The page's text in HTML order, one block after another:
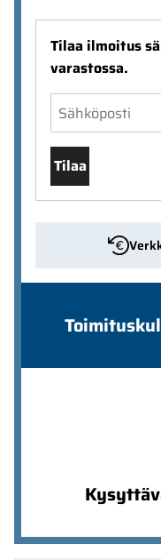
Tilaa ilmoitus
varastossa.
Tilaa